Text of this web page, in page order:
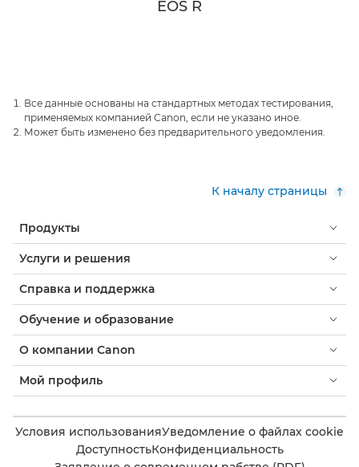
EOS R
Все данные основаны на стандартных методах тестирования,
применяемых компанией Canon, если не указано иное.
Может быть изменено без предварительного уведомления.
К началу страницы
Продукты
Услуги и решения
Справка и поддержка
Обучение и образование
О компании Canon
Мой профиль
Условия использованияУведомление о файлах cookie
ДоступностьКонфиденциальность